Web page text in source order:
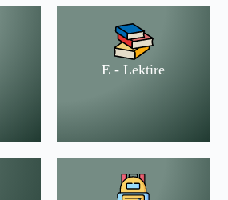
E - Lektire